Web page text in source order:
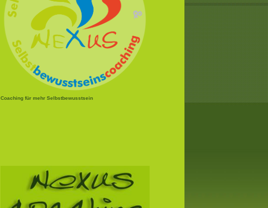
Coaching für mehr Selbstbewusstsein